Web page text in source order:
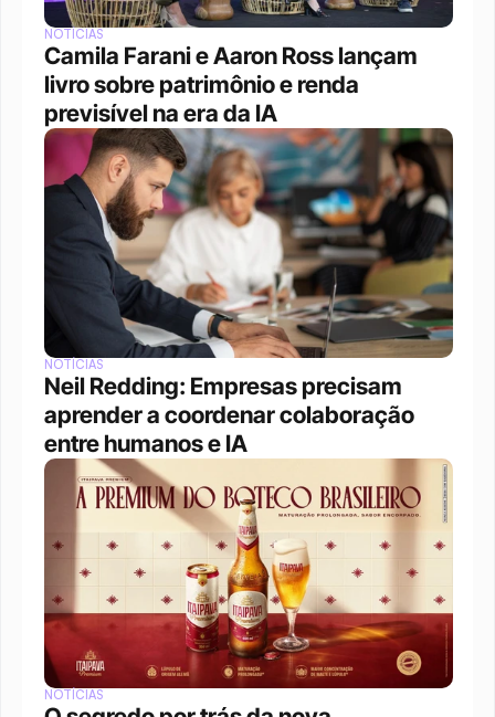
NOTÍCIAS
Camila Farani e Aaron Ross lançam
livro sobre patrimônio e renda
previsível na era da IA
NOTÍCIAS
Neil Redding: Empresas precisam
aprender a coordenar colaboração
entre humanos e IA
NOTÍCIAS